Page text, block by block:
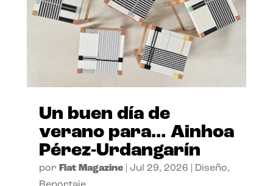
Un buen día de
verano para… Ainhoa
Pérez-Urdangarín
por Flat Magazine| Jul 29, 2026 Diseño,